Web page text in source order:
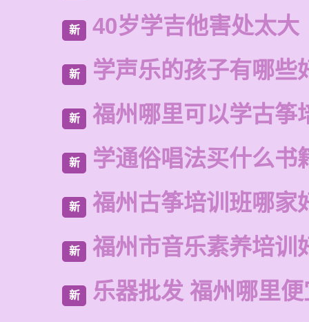
新 40岁学吉他害处太大
新 学声乐的孩子有哪些
新 福州哪里可以学古筝
新 学通俗唱法买什么书
新 福州古筝培训班哪家
新 福州市音乐素养培训
新 乐器批发 福州哪里